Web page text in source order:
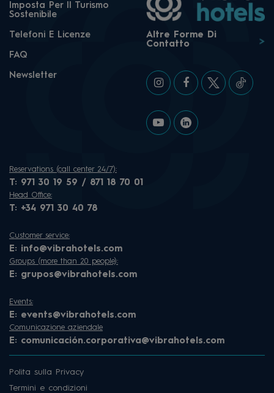
Imposta Per Il Turismo
Sostenibile
Telefoni E Licenze
FAQ
Newsletter
Altre Forme Di
Contatto
Reservations (call center 24/7):
T: 971 30 19 59 / 871 18 70 01
Head Office:
T: +34 971 30 40 78
Customer service:
E: info@vibrahotels.com
Groups (more than 20 people):
E: grupos@vibrahotels.com
Events:
E: events@vibrahotels.com
Comunicazione aziendale
E: comunicación.corporativa@vibrahotels.com
Polita sulla Privacy
Termini e condizioni